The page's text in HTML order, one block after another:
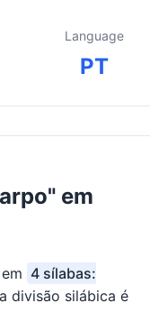
Language
PT
em
4 sílabas:
divisão silábica é